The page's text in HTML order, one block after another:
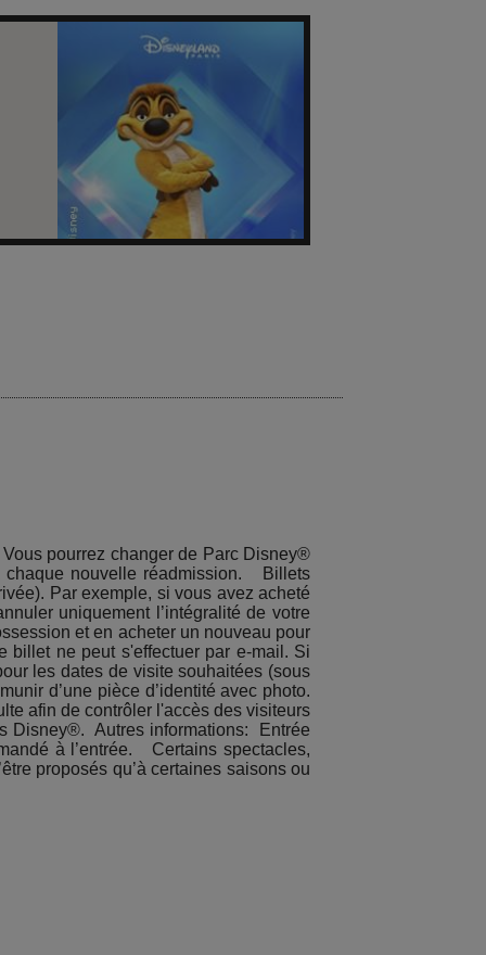
pourrez changer de Parc Disney®
chaque nouvelle réadmission. Billets
Par exemple, si vous avez acheté
uniquement l’intégralité de votre
et en acheter un nouveau pour
billet ne peut s'effectuer par e-mail. Si
les dates de visite souhaitées (sous
d’une pièce d’identité avec photo.
afin de contrôler l'accès des visiteurs
Disney®. Autres informations: Entrée
à l’entrée. Certains spectacles,
proposés qu’à certaines saisons ou